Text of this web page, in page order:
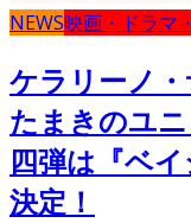
NEWS映画・ドラマ
ケラリーノ
たまきのユ
四弾は『ベ
決定！